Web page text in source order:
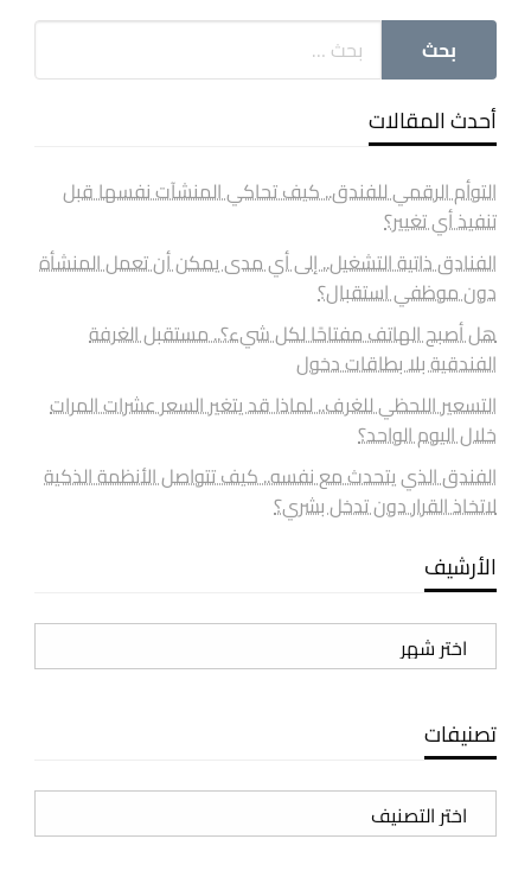
أحدث المقالات
التوأم الرقمي للفندق.. كيف تحاكي المنشآت نفسها قبل
تنفيذ أي تغيير؟
الفنادق ذاتية التشغيل.. إلى أي مدى يمكن أن تعمل المنشأة
دون موظفي استقبال؟
هل أصبح الهاتف مفتاحًا لكل شيء؟.. مستقبل الغرفة
الفندقية بلا بطاقات دخول
التسعير اللحظي للغرف.. لماذا قد يتغير السعر عشرات المرات
خلال اليوم الواحد؟
الفندق الذي يتحدث مع نفسه.. كيف تتواصل الأنظمة الذكية
لاتخاذ القرار دون تدخل بشري؟
الأرشيف
الأرشيف
تصنيفات
تصنيفات